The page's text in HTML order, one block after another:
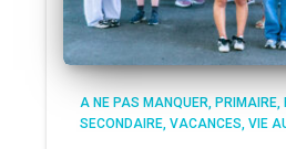
A NE PAS MANQUER PRIMAIRE
SECONDAIRE VACANCES VIE